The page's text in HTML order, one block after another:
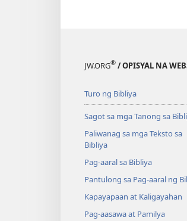
JW.ORG® / OPISYAL NA
Turo ng Bibliya
Sagot sa mga Tanong sa
Paliwanag sa mga Teksto sa
Bibliya
Pag-aaral sa Bibliya
Pantulong sa Pag-aaral ng
Kapayapaan at Kaligayahan
Pag-aasawa at Pamilya